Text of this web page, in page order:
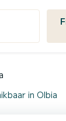
in Olbia